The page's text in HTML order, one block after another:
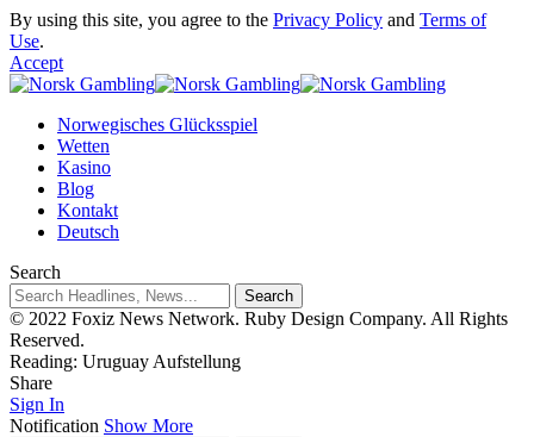
By using this site, you agree to the Privacy Policy and Terms of
Use.
Accept
Norwegisches Glücksspiel
Wetten
Kasino
Blog
Kontakt
Deutsch
Search
© 2022 Foxiz News Network. Ruby Design Company. All Rights
Reserved.
Reading: Uruguay Aufstellung
Share
Sign In
Notification Show More